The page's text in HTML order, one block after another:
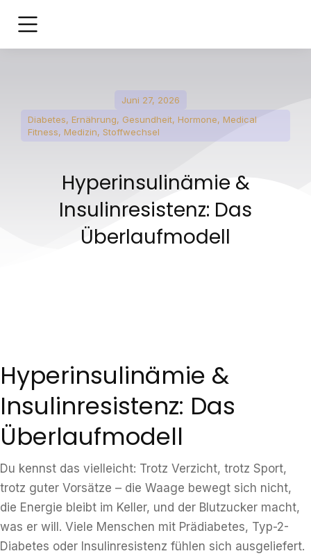
Juni 27, 2026
Diabetes, Ernährung, Gesundheit, Hormone, Medical
Fitness, Medizin, Stoffwechsel
Hyperinsulinämie &
Insulinresistenz: Das
Überlaufmodell
Hyperinsulinämie &
Insulinresistenz: Das
Überlaufmodell
Du kennst das vielleicht: Trotz Verzicht, trotz Sport,
trotz guter Vorsätze – die Waage bewegt sich nicht,
die Energie bleibt im Keller, und der Blutzucker macht,
was er will. Viele Menschen mit Prädiabetes, Typ-2-
Diabetes oder Insulinresistenz fühlen sich ausgeliefert.